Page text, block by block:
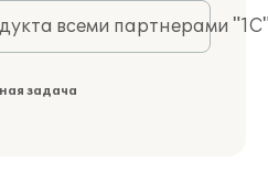
всеми партнерами
задача